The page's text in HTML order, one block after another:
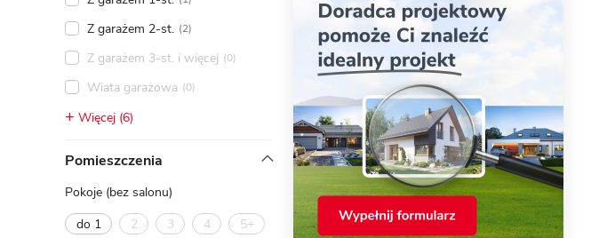
Z garażem 2-st. (2)
Z garażem 3-st. i więcej (0)
Wiata garażowa (0)
Więcej (6)
Pomieszczenia
Pokoje (bez salonu)
do 1
2 3 4 5+